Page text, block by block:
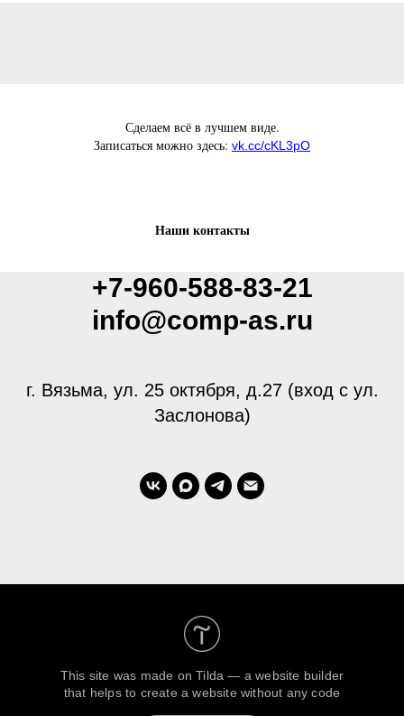
Сделаем всё в лучшем виде.
Записаться можно здесь: vk.cc/cKL3pO
Наши контакты
+7-960-588-83-21
info@comp-as.ru
г. Вязьма, ул. 25 октября, д.27 (вход с ул.
Заслонова)
This site was made onTilda — a website builder
that helps to create a website without any code